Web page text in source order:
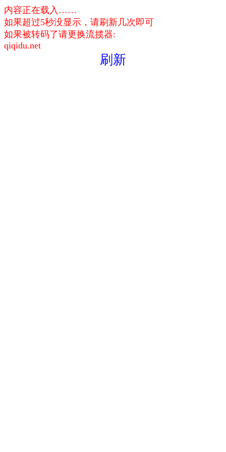
内容正在载入……
如果超过5秒没显示，请刷新几次即可
如果被转码了请更换流揽器:
qiqidu.net
刷新